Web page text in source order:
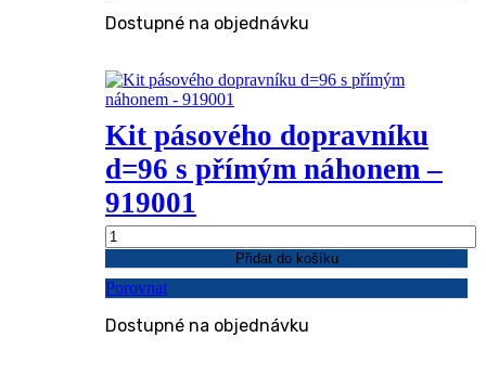
převodovkou
919002
množství
Dostupné na objednávku
Kit pásového dopravníku
d=96 s přímým náhonem –
919001
Kit
pásového
dopravníku
d=96
přímým
Přidat do košíku
Porovnat
Dostupné na objednávku